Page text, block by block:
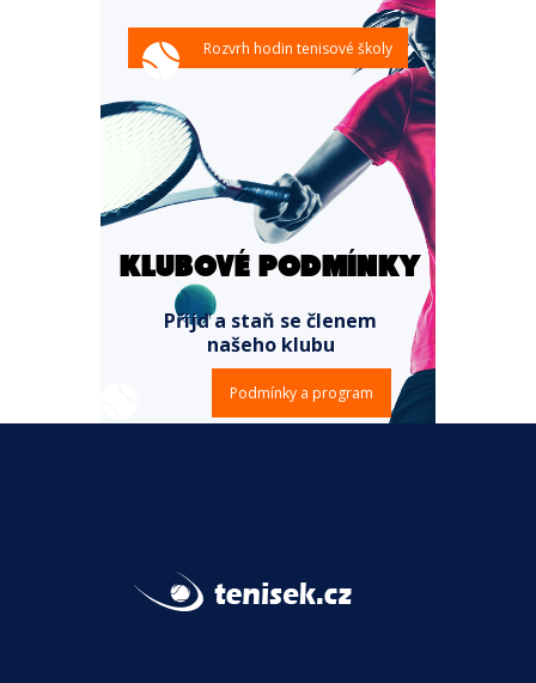
Rozvrh hodin tenisové školy
KLUBOVÉ PODMÍNKY
Přijď a staň se členem
našeho klubu
Podmínky a program